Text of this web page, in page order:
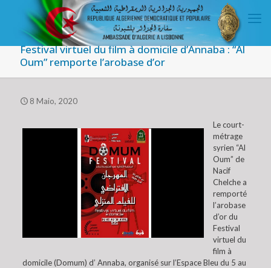
Festival virtuel du film à domicile d’Annaba : “Al
Oum” remporte l’arobase d’or
8 Maio, 2020
Le court-
métrage
syrien “Al
Oum” de
Nacif
Chelche a
remporté
l’arobase
d’or du
Festival
virtuel du
film à
domicile (Domum) d’ Annaba, organisé sur l’Espace Bleu du 5 au